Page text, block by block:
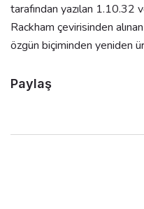
tarafından yazılan
Rackham çevirisinden
özgün biçiminden yeniden
Paylaş